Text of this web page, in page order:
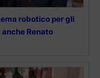
robotico per gli
Renato